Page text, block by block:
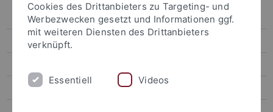
People
Johanna Krueger
Teaching
Cookies des Drittanbieters zu Targeting- und
Werbezwecken gesetzt und Informationen ggf.
mit weiteren Diensten des Drittanbieters
verknüpft.
Essentiell Videos